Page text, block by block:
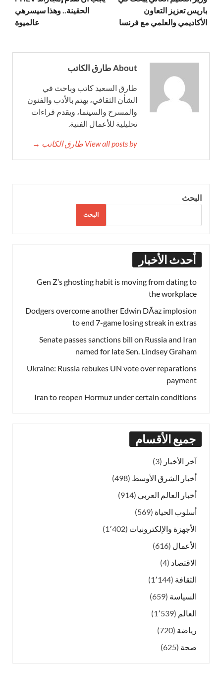
باريس تعزيز التعاون
الأكاديمي والعلمي مع فرنسا
الحقينة.. وهذا سيسرهي
عالميوة
About طارق الكاتب
طارق السعيد كاتب وباحث في
الشأن الثقافي، يهتم بالأدب والفنون
والمسرح والسينما، ويقدم قراءات
تحليلية للأعمال الفنية.
View all posts by طارق الكاتب →
البحث
البحث
أحدث الأخبار
Gen Z’s ghosting habit is moving from dating to
the workplace
Dodgers overcome another Edwin DÃ­az implosion
to end 7-game losing streak in extras
Senate passes sanctions bill on Russia and Iran
named for late Sen. Lindsey Graham
Ukraine: Russia rebukes UN vote over reparations
payment
Iran to reopen Hormuz under certain conditions
جميع الأقسام
آخر الأخبار (3)
أخبار الشرق الأوسط (498)
أخبار العالم العربي (914)
أسلوب الحياة (569)
الأجهزة والإلكترونيات (1٬402)
الأعمال (616)
الاقتصاد (4)
الثقافة (1٬144)
السياسة (659)
العالم (1٬539)
رياضة (720)
صحة (625)